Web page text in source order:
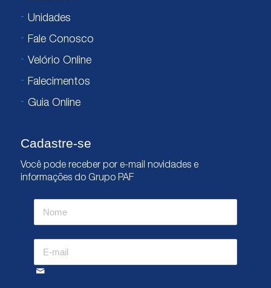
Unidades
Fale Conosco
Velório Online
Falecimentos
Guia Online
Cadastre-se
Você pode receber por e-mail novidades e
informações do Grupo PAF